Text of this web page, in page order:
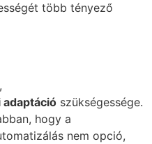
több tényező
,
szükségessége.
hogy a
nem opció,